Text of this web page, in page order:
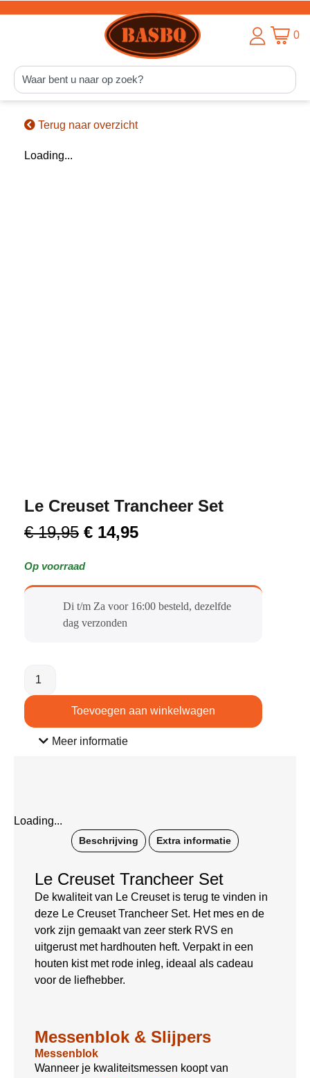
0
Terug naar overzicht
Loading...
Le Creuset Trancheer Set
€19,95 € 14,95
Op voorraad
Di t/m Za voor 16:00 besteld, dezelfde
dag verzonden​
Toevoegen aan winkelwagen
Meer informatie
Loading...
Beschrijving Extra informatie
Le Creuset Trancheer Set
De kwaliteit van Le Creuset is terug te vinden in
deze Le Creuset Trancheer Set. Het mes en de
vork zijn gemaakt van zeer sterk RVS en
uitgerust met hardhouten heft. Verpakt in een
houten kist met rode inleg, ideaal als cadeau
voor de liefhebber.
Messenblok & Slijpers
Messenblok
Wanneer je kwaliteitsmessen koopt van